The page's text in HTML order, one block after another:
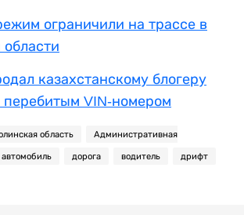
ограничили на трассе в
казахстанскому блогеру
перебитым VIN-номером
область Административная
автомобиль дорога водитель дрифт